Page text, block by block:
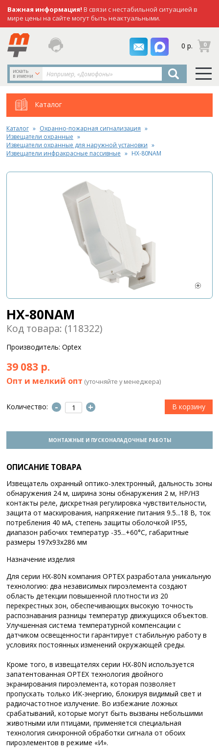
Важная информация! В связи с нестабильной ситуацией в
мире цены на сайте могут быть неактуальными.
0 р. 0
искать
в имени
Каталог
Каталог
Охранно-пожарная сигнализация
Извещатели охранные
Извещатели охранные для наружной установки
Извещатели инфракрасные пассивные
HX-80NAM
HX-80NAM
Код товара: (118322)
Производитель: Optex
39 083 р.
Опт и мелкий опт (уточняйте у менеджера)
Количество: - +
МОНТАЖНЫЕ И ПУСКОНАЛАДОЧНЫЕ РАБОТЫ
ОПИСАНИЕ ТОВАРА
Извещатель охранный оптико-электронный, дальность зоны
обнаружения 24 м, ширина зоны обнаружения 2 м, НР/НЗ
контакты реле, дискретная регулировка чувствительности,
защита от маскирования, напряжение питания 9.5...18 В, ток
потребления 40 мА, степень защиты оболочкой IP55,
диапазон рабочих температур -35...+60°C, габаритные
размеры 197х93х286 мм
Назначение изделия
Для серии HX-80N компания OPTEX разработала уникальную
технологию: два независимых пироэлемента создают
область детекции повышенной плотности из 20
перекрестных зон, обеспечивающих высокую точность
распознавания разницы температур движущихся объектов.
Улучшенная система температурной компенсации с
датчиком освещенности гарантирует стабильную работу в
условиях постоянных изменений окружающей среды.
Кроме того, в извещателях серии HX-80N используется
запатентованная OPTEX технология двойного
экранирования пироэлемента, которая позволяет
пропускать только ИК-энергию, блокируя видимый свет и
радиочастотное излучение. Во избежание ложных
срабатываний, которые могут быть вызваны небольшими
животными или птицами, применяется специальная
технология синхронной обработки сигнала от обоих
пироэлементов в режиме «И».